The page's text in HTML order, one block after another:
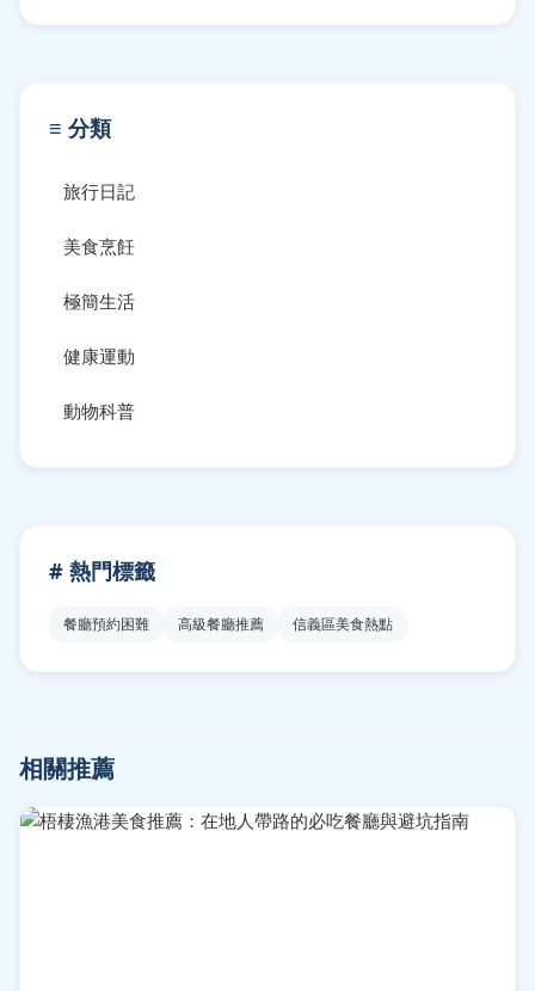
≡ 分類
旅行日記
美食烹飪
極簡生活
健康運動
動物科普
# 熱門標籤
餐廳預約困難 高級餐廳推薦 信義區美食熱點
相關推薦